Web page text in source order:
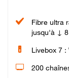
Fibre ultra
jusqu'à ↓
Livebox 7 :
200